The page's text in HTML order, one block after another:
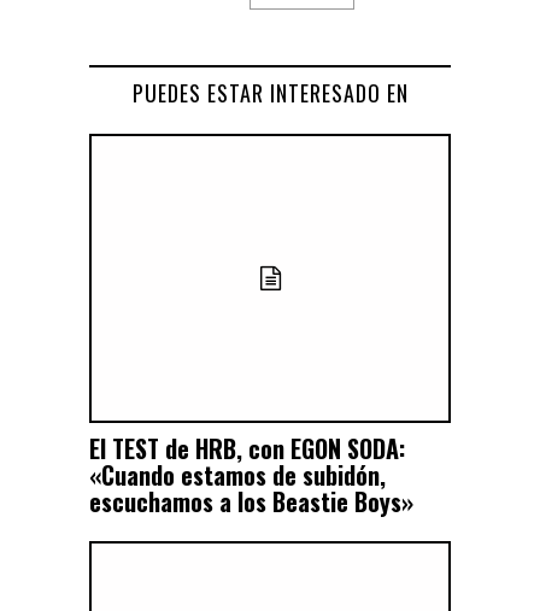
PUEDES ESTAR INTERESADO EN
El TEST de HRB, con EGON SODA:
«Cuando estamos de subidón,
escuchamos a los Beastie Boys»